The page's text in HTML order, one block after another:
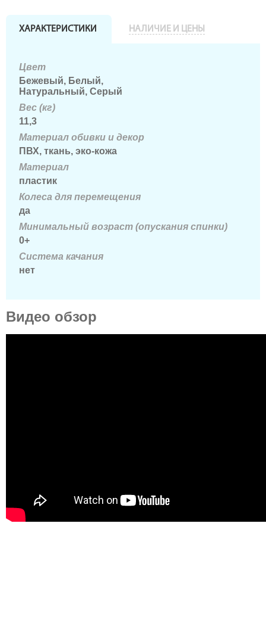
ХАРАКТЕРИСТИКИ НАЛИЧИЕ И ЦЕНЫ
Цвет
Бежевый, Белый,
Натуральный, Серый
Вес (кг)
11,3
Материал обивки и декор
ПВХ, ткань, эко-кожа
Материал
пластик
Колеса для перемещения
да
Минимальный возраст (опускания спинки)
0+
Система качания
нет
Видео обзор